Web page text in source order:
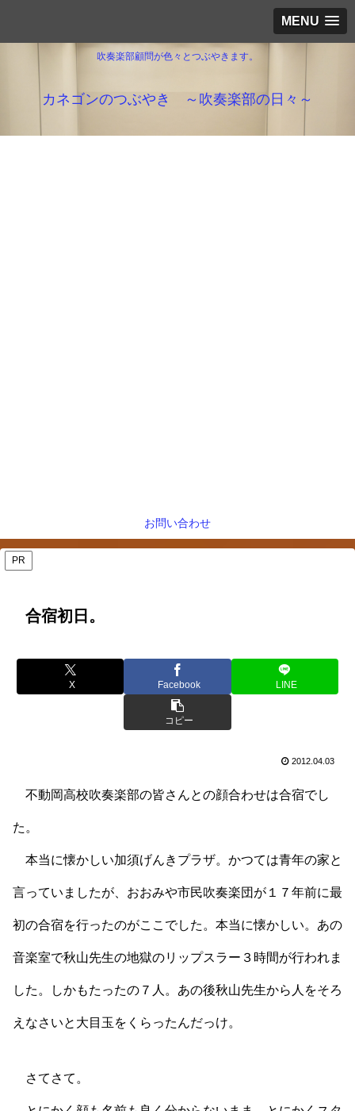
MENU
吹奏楽部顧問が色々とつぶやきます。
カネゴンのつぶやき ～吹奏楽部の日々～
お問い合わせ
PR
合宿初日。
X Facebook LINE
コピー
2012.04.03
不動岡高校吹奏楽部の皆さんとの顔合わせは合宿でし
た。
本当に懐かしい加須げんきプラザ。かつては青年の家と
言っていましたが、おおみや市民吹奏楽団が１７年前に最
初の合宿を行ったのがここでした。本当に懐かしい。あの
音楽室で秋山先生の地獄のリップスラー３時間が行われま
した。しかもたったの７人。あの後秋山先生から人をそろ
えなさいと大目玉をくらったんだっけ。
さてさて。